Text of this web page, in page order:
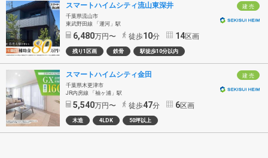
建 売
スマートハイムシティ流山東深井
千葉県流山市
東武野田線 「運河」駅
6,480万円〜 徒歩10分 14区画
残り1区画 鉄骨 駅徒歩10分以内
建 売
スマートハイムシティ金田
千葉県木更津市
JR内房線 「袖ヶ浦」駅
5,540万円〜 徒歩47分 6区画
木造 4LDK 50坪以上